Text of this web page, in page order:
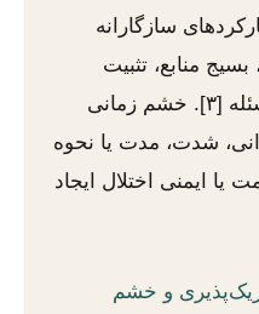
سازگارانه
منابع، تثبیت
مرزها و انگیزه برای حل مسئله [۳]. خشم زمانی
شدت، مدت یا نحوه
یا ایمنی اختلال ایجاد
و خشم